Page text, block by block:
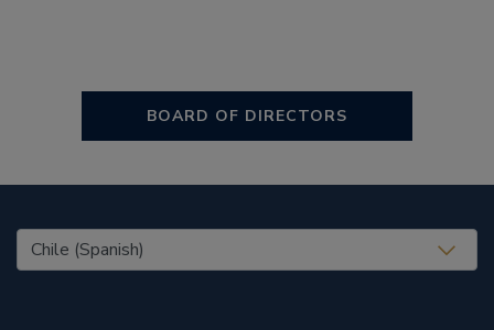
BOARD OF DIRECTORS
United States (EN)